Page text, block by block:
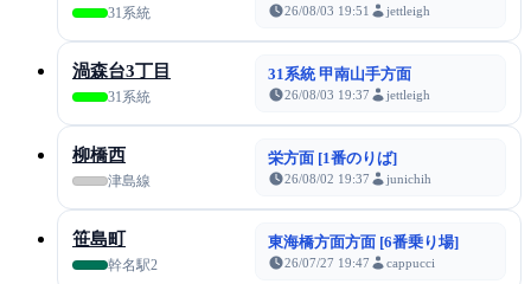
31系統 26/08/03 19:51 jettleigh
渦森台3丁目
31系統
31系統 甲南山手方面
26/08/03 19:37 jettleigh
柳橋西
津島線
栄方面 [1番のりば]
26/08/02 19:37 junichih
笹島町
幹名駅2
東海橋方面方面 [6番乗り場]
26/07/27 19:47 cappucci